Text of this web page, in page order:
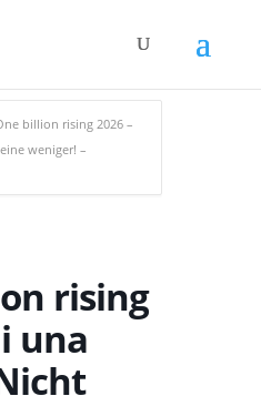
billion rising 2026 –
weniger! –
rising
una